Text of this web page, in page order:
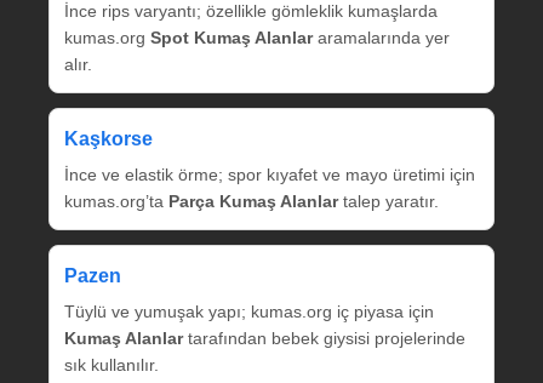
İnce rips varyantı; özellikle gömleklik kumaşlarda
kumas.org Spot Kumaş Alanlararamalarında yer
alır.
Kaşkorse
İnce ve elastik örme; spor kıyafet ve mayo üretimi için
kumas.org’ta Parça Kumaş Alanlartalep yaratır.
Pazen
Tüylü ve yumuşak yapı; kumas.org iç piyasa için
Kumaş Alanlartarafından bebek giysisi projelerinde
sık kullanılır.